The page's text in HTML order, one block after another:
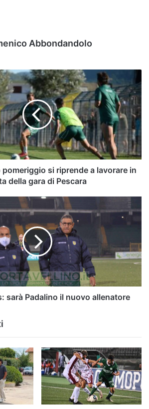
Abbondandolo
si riprende a lavorare in
della gara di Pescara
sarà Padalino il nuovo allenatore